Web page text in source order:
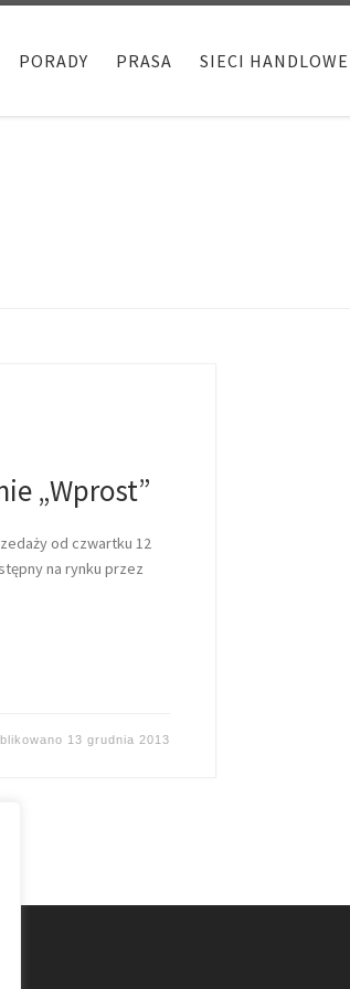
PORADY PRASA SIECI HANDLOWE
„Wprost”
od czwartku 12
na rynku przez
13 grudnia 2013